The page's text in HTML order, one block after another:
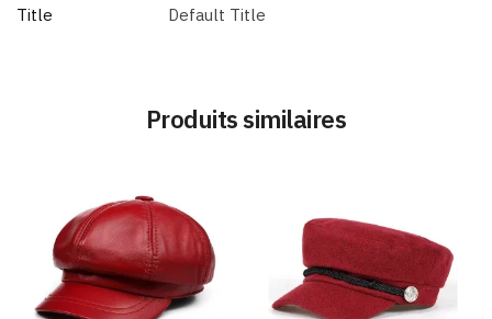
Title Default Title
Produits similaires